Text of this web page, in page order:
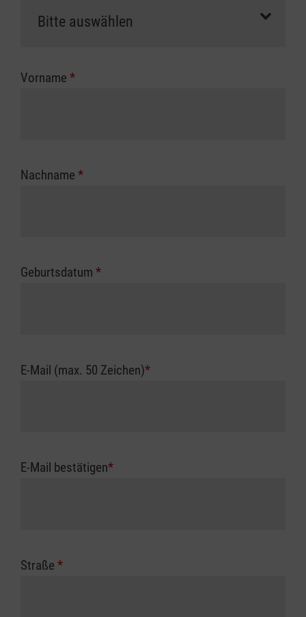
Die notwendigen Formulare für die
zuständigen Berufsgenossenschaft oder
Vorname *
Nachname *
Geburtsdatum *
E-Mail (max. 50 Zeichen)*
E-Mail bestätigen*
Straße *